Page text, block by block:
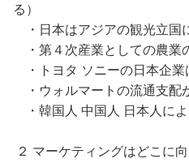
る）
・日本はアジアの観光立国
・第４次産業としての農業
・トヨタ ソニーの日本企業
・ウォルマートの流通支配
・韓国人 中国人 日本人に
２ マーケティングはどこに